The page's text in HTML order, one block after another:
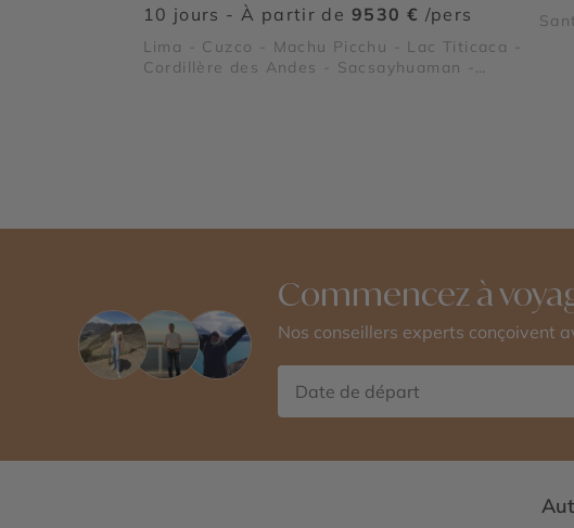
10 jours - À partir de 9530 € /pers
Lima - Cuzco - Machu Picchu - Lac Titicaca -
Cordillère des Andes - Sacsayhuaman -
Commencez à
Nos conseillers experts conçoivent